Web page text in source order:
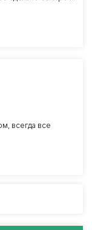
всегда все